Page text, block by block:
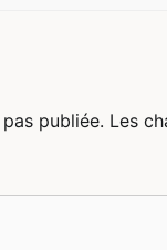
publiée. Les